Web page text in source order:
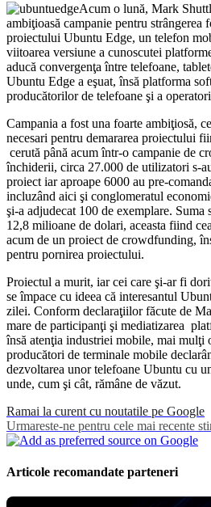
Acum o lună, Mark
ambiţioasă campanie pentru strângerea
proiectului Ubuntu Edge, un telefon
viitoarea versiune a cunoscutei
aducă convergenţa între telefoane,
Ubuntu Edge a eşuat, însă platforma
producătorilor de telefoane şi a
Campania a fost una foarte ambiţiosă,
necesari pentru demararea proiectului
cerută până acum într-o campanie de
închiderii, circa 27.000 de utilizatori s-
proiect iar aproape 6000 au pre-
incluzând aici şi conglomeratul
şi-a adjudecat 100 de exemplare. Suma
12,8 milioane de dolari, aceasta fiind
acum de un proiect de crowdfunding,
pentru pornirea proiectului.
Proiectul a murit, iar cei care şi-ar fi
se împace cu ideea că interesantul
zilei. Conform declaraţiilor făcute de
mare de participanţi şi mediatizarea
însă atenţia industriei mobile, mai mulţi
producători de terminale mobile
dezvoltarea unor telefoane Ubuntu cu
unde, cum şi cât, rămâne de văzut.
Ramai la curent cu noutatile pe Google
Urmareste-ne pentru cele mai recente
Articole recomandate parteneri